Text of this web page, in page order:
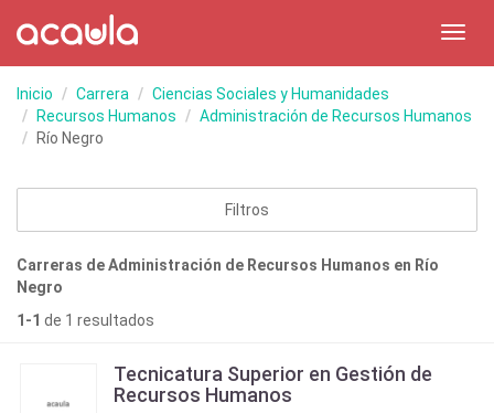
Inicio Carrera
Ciencias Sociales y Humanidades
Recursos Humanos
Administración de Recursos Humanos
Río Negro
Filtros
Carreras de Administración de Recursos Humanos en Río
Negro
1-1 de 1 resultados
Tecnicatura Superior en Gestión de
Recursos Humanos